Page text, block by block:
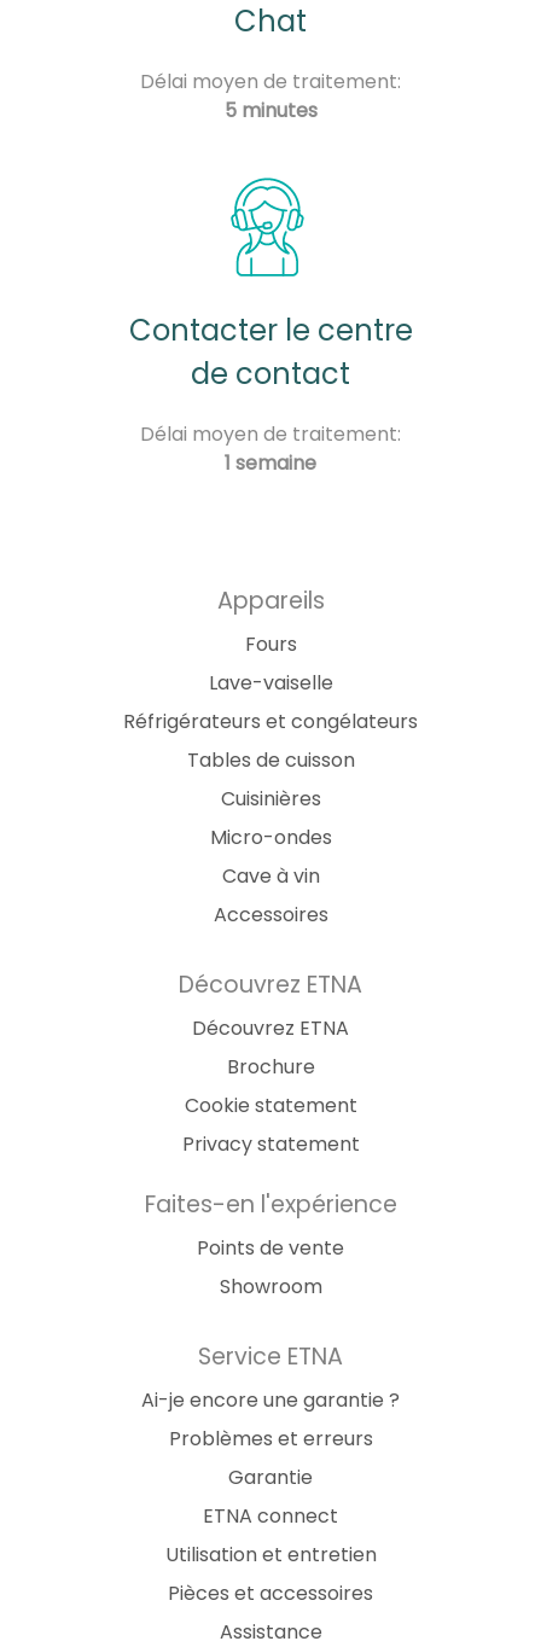
Chat
Délai moyen de traitement:
5 minutes
Contacter le centre
de contact
Délai moyen de traitement:
1 semaine
Appareils
Fours
Lave-vaiselle
Réfrigérateurs et congélateurs
Tables de cuisson
Cuisinières
Micro-ondes
Cave à vin
Accessoires
Découvrez ETNA
Découvrez ETNA
Brochure
Cookie statement
Privacy statement
Faites-en l'expérience
Points de vente
Showroom
Service ETNA
Ai-je encore une garantie ?
Problèmes et erreurs
Garantie
ETNA connect
Utilisation et entretien
Pièces et accessoires
Assistance